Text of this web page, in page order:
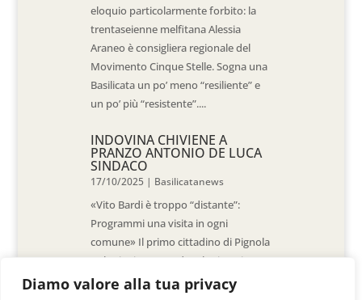
Diamo valore alla tua privacy
eloquio particolarmente forbito: la
trentaseienne melfitana Alessia
Araneo è consigliera regionale del
Movimento Cinque Stelle. Sogna una
Basilicata un po’ meno “resiliente” e
un po’ più “resistente”....
INDOVINA CHIVIENE A
PRANZO ANTONIO DE LUCA
SINDACO
17/10/2025 | Basilicatanews
«Vito Bardi è troppo “distante”:
Programmi una visita in ogni
comune» Il primo cittadino di Pignola
«L’ho invitato a vedere la situazione
al Pantano, ma non è venuto. La